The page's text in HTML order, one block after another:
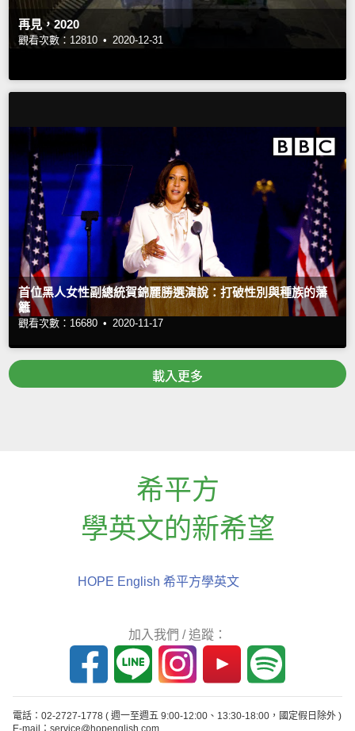
再見，2020
觀看次數：12810 • 2020-12-31
首位黑人女性副總統賀錦麗勝選演說：打破性別與種族的藩
籬
觀看次數：16680 • 2020-11-17
載入更多
希平方
學英文的新希望
HOPE English 希平方學英文
加入我們 / 追蹤：
電話：02-2727-1778 ( 週一至週五 9:00-12:00、13:30-18:00，國定假日除外 )
E-mail：service@hopenglish.com